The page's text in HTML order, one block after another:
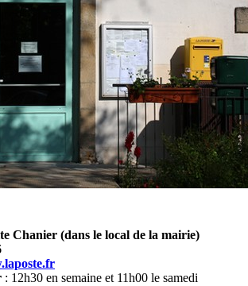
Chanier (dans le local de la mairie)
: 12h30 en semaine et 11h00 le samedi